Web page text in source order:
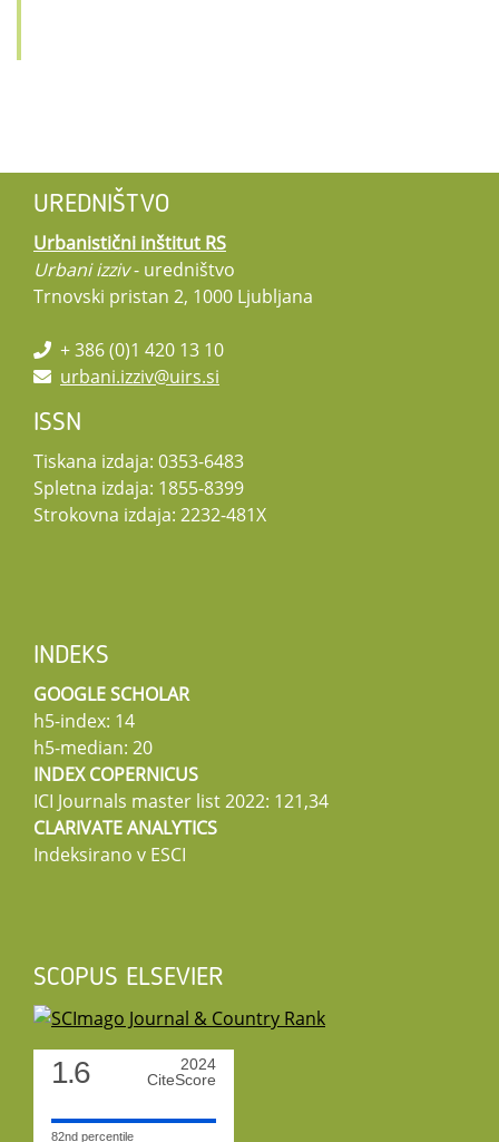
UREDNIŠTVO
Urbanistični inštitut RS
Urbani izziv- uredništvo
Trnovski pristan 2, 1000 Ljubljana
+ 386 (0)1 420 13 10
urbani.izziv@uirs.si
ISSN
Tiskana izdaja: 0353-6483
Spletna izdaja: 1855-8399
Strokovna izdaja: 2232-481X
INDEKS
GOOGLE SCHOLAR
h5-index: 14
h5-median: 20
INDEX COPERNICUS
ICI Journals master list 2022: 121,34
CLARIVATE ANALYTICS
Indeksirano v ESCI
SCOPUS ELSEVIER
1.6
2024
CiteScore
82nd percentile